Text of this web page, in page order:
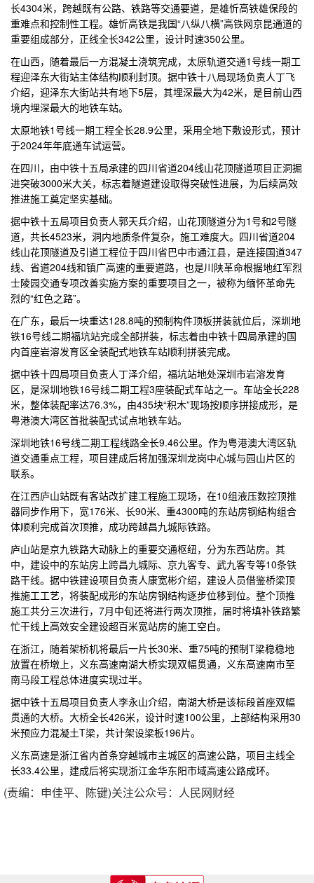
长4304米，跨越既有公路、铁路等交通要道，是雄忻高铁雄保段的
重难点和控制性工程。雄忻高铁是我国“八纵八横”高铁网京昆通道的
重要组成部分，正线全长342公里，设计时速350公里。
在山西，随着最后一方混凝土浇筑完成，太原轨道交通1号线一期工
程迎泽东大街站主体结构顺利封顶。据中铁十八局现场负责人丁飞
介绍，迎泽东大街站共有地下5层，其埋深最大为42米，是目前山西
境内埋深最大的地铁车站。
太原地铁1号线一期工程全长28.9公里，采用全地下敷设形式，预计
于2024年年底通车试运营。
在四川，由中铁十五局承建的四川省道204线山花顶隧道项目正洞掘
进突破3000米大关，标志着隧道建设取得突破性进展，为后续高效
推进施工奠定坚实基础。
据中铁十五局项目负责人郭天兵介绍，山花顶隧道分为1号和2号隧
道，共长4523米，洞内地质条件复杂，施工难度大。四川省道204
线山花顶隧道及引道工程位于四川省巴中市通江县，是连接国道347
线、省道204线和镇广高速的重要道路，也是川陕革命根据地红军烈
士陵园交通专项改善实施方案的重要项目之一，被称为缅怀革命先
烈的“红色之路”。
在广东，最后一块重达128.8吨的预制构件顶板拼装就位后，深圳地
铁16号线二期福坑站完成全部拼装，标志着由中铁十四局承建的国
内首座岩溶发育区全装配式地铁车站顺利拼装完成。
据中铁十四局项目负责人丁泽介绍，福坑站地处深圳市岩溶发育
区，是深圳地铁16号线二期工程3座装配式车站之一。车站全长228
米，整体装配率达76.3%，由435块“积木”现场按顺序拼接成形，是
粤港澳大湾区首批装配式试点地铁车站。
深圳地铁16号线二期工程线路全长9.46公里。作为粤港澳大湾区轨
道交通重点工程，项目建成后将加强深圳龙岗中心城与园山片区的
联系。
在江西庐山站既有客站改扩建工程施工现场，在10组液压数控顶推
器同步作用下，宽176米、长90米、重4300吨的东站房钢结构组合
体顺利完成首次顶推，成功跨越昌九城际铁路。
庐山站是京九铁路大动脉上的重要交通枢纽，分为东西站房。其
中，建设中的东站房上跨昌九城际、京九客专、武九客专等10条铁
路干线。据中铁建设项目负责人康宽彬介绍，建设人员借鉴桥梁顶
推施工工艺，将装配成形的东站房钢结构逐步位移到位。整个顶推
施工共分三次进行，7月中旬还将进行两次顶推，届时将填补铁路繁
忙干线上高效安全建设超百米宽站房的施工空白。
在浙江，随着架桥机将最后一片长30米、重75吨的预制T梁稳稳地
放置在桥墩上，义东高速南湖大桥实现双幅贯通，义东高速南市至
南马段工程总体进度实现过半。
据中铁十五局项目负责人李永山介绍，南湖大桥是该标段首座双幅
贯通的大桥。大桥全长426米，设计时速100公里，上部结构采用30
米预应力混凝土T梁，共计架设梁板196片。
义东高速是浙江省内首条穿越城市主城区的高速公路，项目主线全
长33.4公里，建成后将实现浙江金华东阳市域高速公路成环。
(责编：申佳平、陈键)关注公众号：人民网财经